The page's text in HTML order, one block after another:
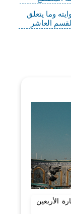
وما يتعلق
العاشر
الأربعين